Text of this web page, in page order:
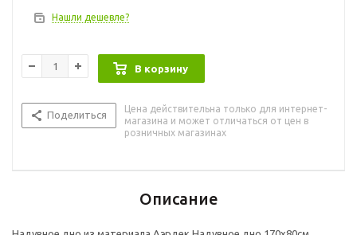
Нашли дешевле?
В корзину
Поделиться
Цена действительна только для интернет-
магазина и может отличаться от цен в
розничных магазинах
Описание